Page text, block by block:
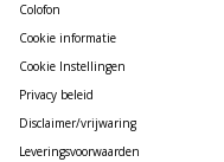
Colofon
Cookie informatie
Cookie Instellingen
Privacy beleid
Disclaimer/vrijwaring
Leveringsvoorwaarden